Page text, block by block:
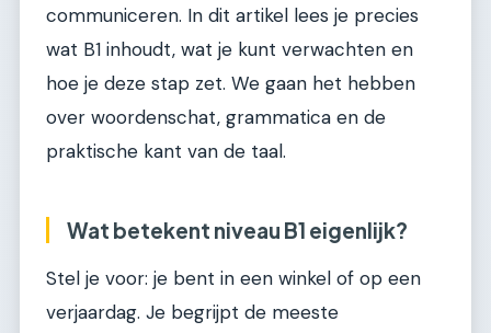
communiceren. In dit artikel lees je precies
wat B1 inhoudt, wat je kunt verwachten en
hoe je deze stap zet. We gaan het hebben
over woordenschat, grammatica en de
praktische kant van de taal.
Wat betekent niveau B1 eigenlijk?
Stel je voor: je bent in een winkel of op een
verjaardag. Je begrijpt de meeste